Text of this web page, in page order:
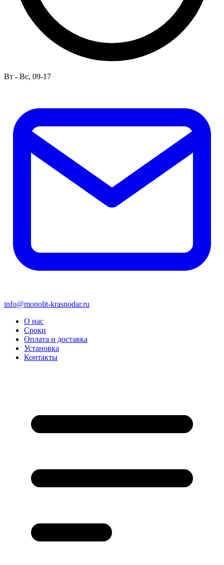
Вт - Вс, 09-17
info@monolit-krasnodar.ru
О нас
Сроки
Оплата и доставка
Установка
Контакты